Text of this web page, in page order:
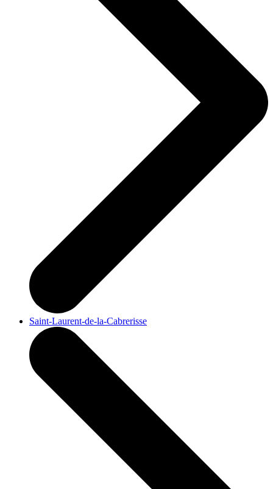
Saint-Laurent-de-la-Cabrerisse